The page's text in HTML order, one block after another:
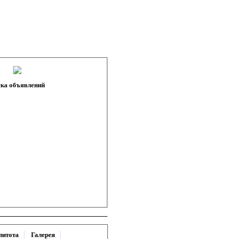
объявлений
Галерея